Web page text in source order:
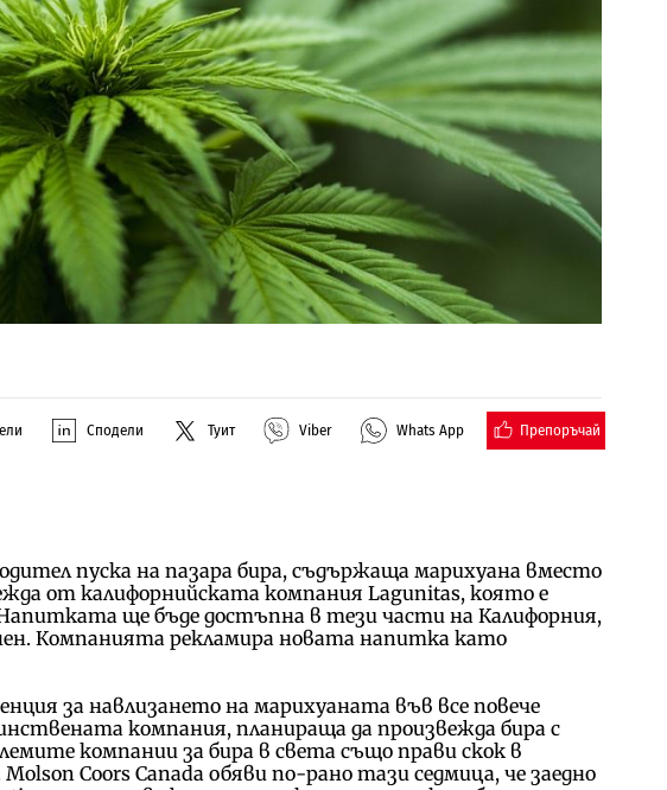
Сподели Туит Viber Whats App Препоръчай
пуска на пазара бира, съдържаща марихуана вместо
от калифорнийската компания Lagunitas, която е
ще бъде достъпна в тези части на Калифорния,
Компанията рекламира новата напитка като
за навлизането на марихуаната във все повече
компания, планираща да произвежда бира с
компании за бира в света също прави скок в
Coors Canada обяви по-рано тази седмица, че заедно